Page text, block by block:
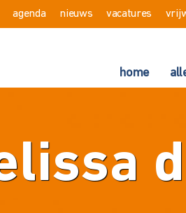
agenda nieuws vacatures
home